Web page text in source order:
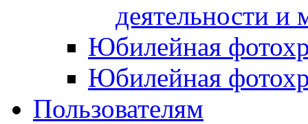
деятельности и
Юбилейная
Юбилейная
Пользователям